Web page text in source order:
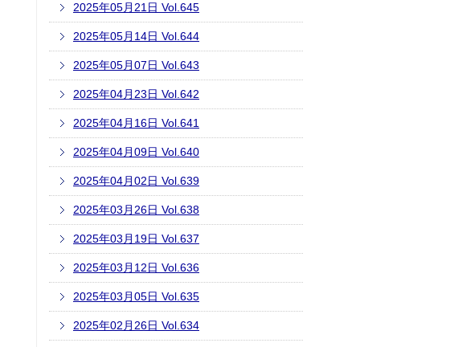
2025年05月21日 Vol.645
2025年05月14日 Vol.644
2025年05月07日 Vol.643
2025年04月23日 Vol.642
2025年04月16日 Vol.641
2025年04月09日 Vol.640
2025年04月02日 Vol.639
2025年03月26日 Vol.638
2025年03月19日 Vol.637
2025年03月12日 Vol.636
2025年03月05日 Vol.635
2025年02月26日 Vol.634